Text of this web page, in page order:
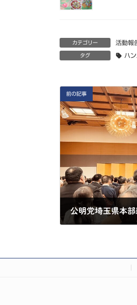
カテゴリー 活動報
タグ ハ
前の記事
公明党埼玉県本